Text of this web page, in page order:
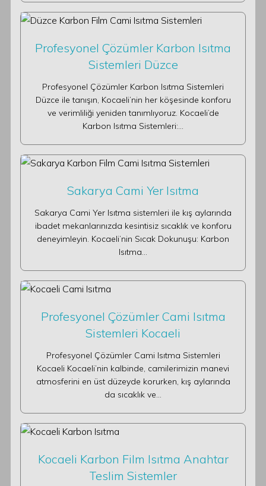
Profesyonel Çözümler Karbon Isıtma
Sistemleri Düzce
Profesyonel Çözümler Karbon Isıtma Sistemleri
Düzce ile tanışın, Kocaeli’nin her köşesinde konforu
ve verimliliği yeniden tanımlıyoruz. Kocaeli’de
Karbon Isıtma Sistemleri:…
Sakarya Cami Yer Isıtma
Sakarya Cami Yer Isıtma sistemleri ile kış aylarında
ibadet mekanlarınızda kesintisiz sıcaklık ve konforu
deneyimleyin. Kocaeli’nin Sıcak Dokunuşu: Karbon
Isıtma…
Profesyonel Çözümler Cami Isıtma
Sistemleri Kocaeli
Profesyonel Çözümler Cami Isıtma Sistemleri
Kocaeli Kocaeli’nin kalbinde, camilerimizin manevi
atmosferini en üst düzeyde korurken, kış aylarında
da sıcaklık ve…
Kocaeli Karbon Film Isıtma Anahtar
Teslim Sistemler